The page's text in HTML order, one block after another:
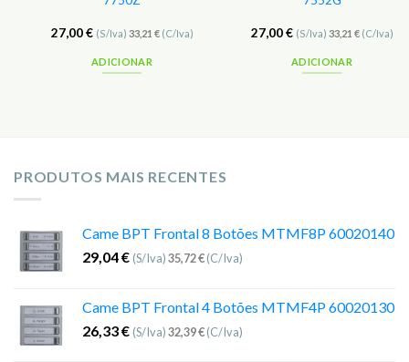
27,00€ (S/Iva) 33,21 €(C/Iva)
ADICIONAR
27,00€ (S/Iva) 33,21 €(C/Iva)
ADICIONAR
PRODUTOS MAIS RECENTES
Came BPT Frontal 8 Botões MTMF8P 60020140
29,04€ (S/Iva)35,72€(C/Iva)
Came BPT Frontal 4 Botões MTMF4P 60020130
26,33€ (S/Iva)32,39€(C/Iva)